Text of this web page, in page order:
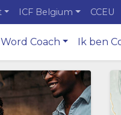
ICF Belgium CCEU
Word Coach Ik ben